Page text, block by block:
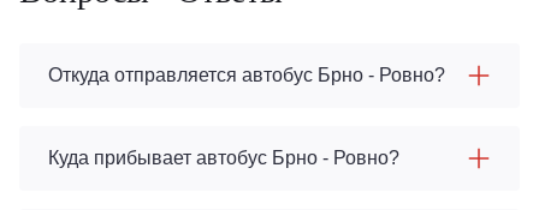
Откуда отправляется автобус Брно - Ровно?
Куда прибывает автобус Брно - Ровно?